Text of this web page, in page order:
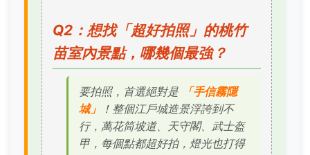
Q2：想找「超好拍照」的桃竹
苗室內景點，哪幾個最強？
要拍照，首選絕對是
「手信霧隱
城」
！整個江戶城造景浮誇到不
行，萬花筒坡道、天守閣、武士盔
甲，每個點都超好拍，燈光也打得